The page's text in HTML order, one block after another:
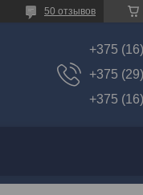
50 отзывов
+375
+375
+375